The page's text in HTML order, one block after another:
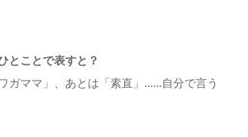
とことで表すと？
ガママ」、あとは「素直」……自分で言う